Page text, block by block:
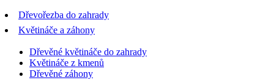
Dřevořezba do zahrady
Květináče a záhony
Dřevěné květináče do zahrady
Květináče z kmenů
Dřevěné záhony